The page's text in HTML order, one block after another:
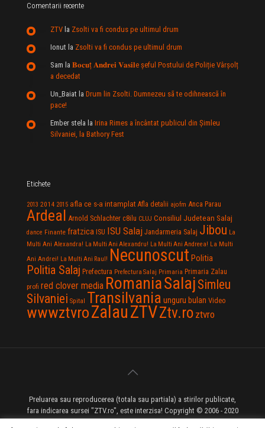
Comentarii recente
ZTV la Zsolti va fi condus pe ultimul drum
Ionut la Zsolti va fi condus pe ultimul drum
Sam la 𝐁𝐨𝐜𝐮ț 𝐀𝐧𝐝𝐫𝐞𝐢 𝐕𝐚𝐬𝐢𝐥e şeful Postului de Poliție Vârșolț
a decedat
Un_Baiat la Drum lin Zsolti. Dumnezeu sã te odihneascã în
pace!
Ember stela la Irina Rimes a încântat publicul din Şimleu
Silvaniei, la Bathory Fest
Etichete
2013 2014 2015 afla ce s-a intamplat Afla detalii ajofm Anca Parau
Ardeal Arnold Schlachter c8ilu CLUJ Consiliul Judetean Salaj
dance Finante fratzica ISU ISU Salaj Jandarmeria Salaj Jibou La
Multi Ani Alexandra! La Multi Ani Alexandru! La Multi Ani Andreea! La Multi
Ani Andrei! La Multi Ani Raul! Necunoscut Politia
Politia Salaj Prefectura Prefectura Salaj Primaria Primaria Zalau
profi red clover media RomaniaSalaj Simleu
Silvaniei Spital Transilvania unguru bulan Video
wwwztvroZalauZTVZtv.ro ztvro
Preluarea sau reproducerea (totala sau partiala) a stirilor publicate,
fara indicarea sursei "ZTV.ro", este interzisa! Copyright © 2006 - 2020
ZTV.ro - Televiziune pe Internet - Zalau TV